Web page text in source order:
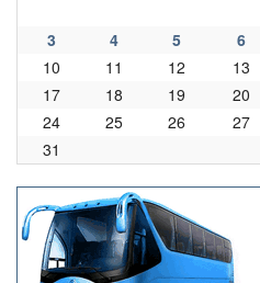
3
4 5 6
10
11 12 13
17
18 19 20
24
25 26 27
31